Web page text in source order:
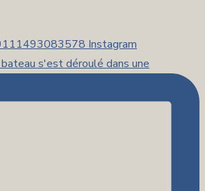
s'est déroulé dans une